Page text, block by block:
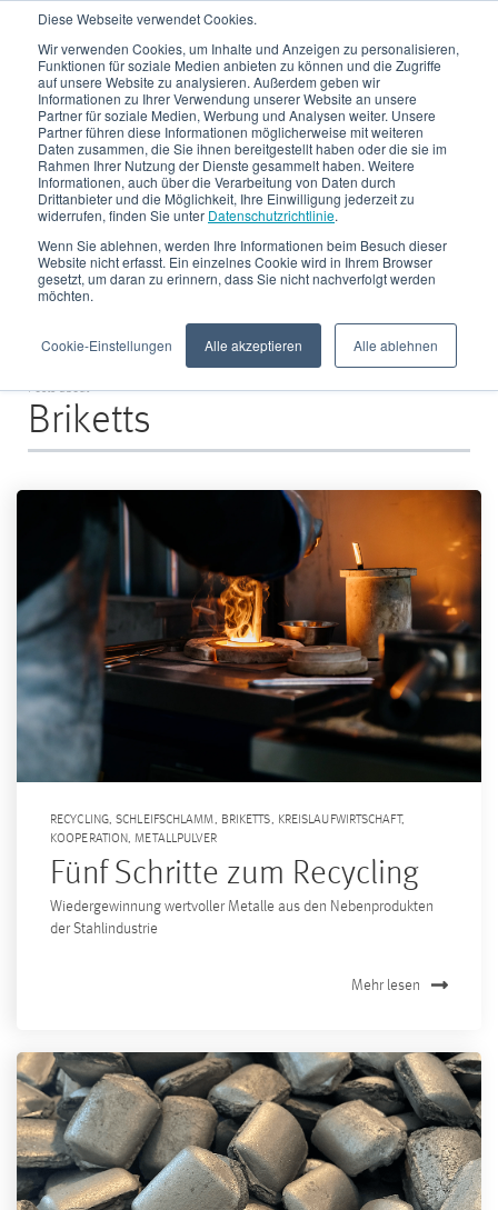
Diese Webseite verwendet Cookies.
Wir verwenden Cookies, um Inhalte und Anzeigen zu personalisieren,
Funktionen für soziale Medien anbieten zu können und die Zugriffe
auf unsere Website zu analysieren. Außerdem geben wir
Informationen zu Ihrer Verwendung unserer Website an unsere
Partner für soziale Medien, Werbung und Analysen weiter. Unsere
Partner führen diese Informationen möglicherweise mit weiteren
Daten zusammen, die Sie ihnen bereitgestellt haben oder die sie im
Rahmen Ihrer Nutzung der Dienste gesammelt haben. Weitere
Informationen, auch über die Verarbeitung von Daten durch
Drittanbieter und die Möglichkeit, Ihre Einwilligung jederzeit zu
widerrufen, finden Sie unter Datenschutzrichtlinie.
Wenn Sie ablehnen, werden Ihre Informationen beim Besuch dieser
Website nicht erfasst. Ein einzelnes Cookie wird in Ihrem Browser
gesetzt, um daran zu erinnern, dass Sie nicht nachverfolgt werden
möchten.
Cookie-Einstellungen Alle akzeptieren Alle ablehnen
CRONIMET Envirotec
Blog
Posts about
Briketts
RECYCLING,SCHLEIFSCHLAMM, BRIKETTS, KREISLAUFWIRTSCHAFT,
KOOPERATION,METALLPULVER
Fünf Schritte zum Recycling
Wiedergewinnung wertvoller Metalle aus den Nebenprodukten
der Stahlindustrie
Mehr lesen